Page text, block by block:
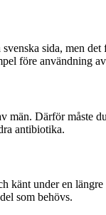
sida, men
före användning
män. Därför måste
antibiotika.
känt under en
som behövs.